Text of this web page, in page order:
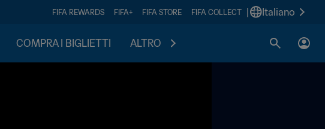
FIFA REWARDS FIFA+ FIFA STORE FIFA COLLECT Italiano
COMPRA I BIGLIETTI ALTRO